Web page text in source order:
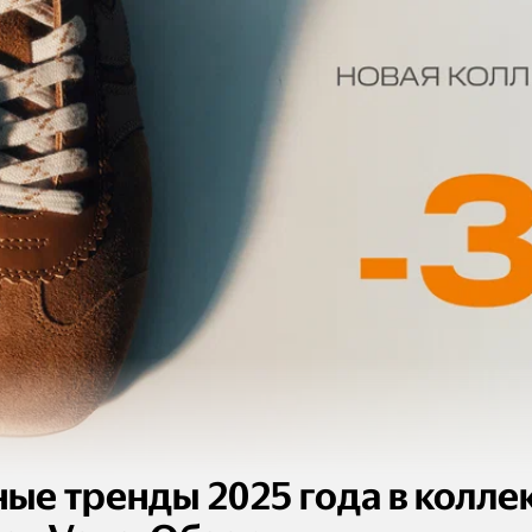
тренды 2025 года в